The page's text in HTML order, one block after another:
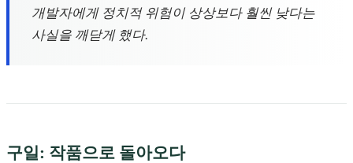
개발자에게 정치적 위험이 상상보다 훨씬 낮다는
사실을 깨닫게 했다.
구일: 작품으로 돌아오다